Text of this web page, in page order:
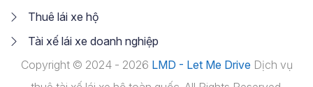
Thuê lái xe hộ
Tài xế lái xe doanh nghiệp
Copyright © 2024 - 2026 LMD - Let Me Drive Dịch vụ